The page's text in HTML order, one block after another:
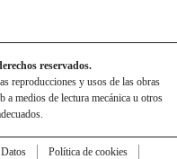
reservados.
reproducciones y usos de las obras
a medios de lectura mecánica u otros
Política de cookies